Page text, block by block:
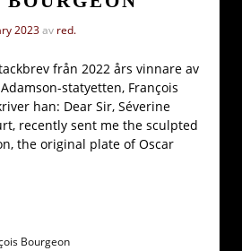
2023av red.
från 2022 års vinnare av
statyetten, François
han: Dear Sir, Séverine
recently sent me the sculpted
the original plate of Oscar
Bourgeon